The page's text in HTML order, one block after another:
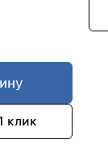
клик
товары